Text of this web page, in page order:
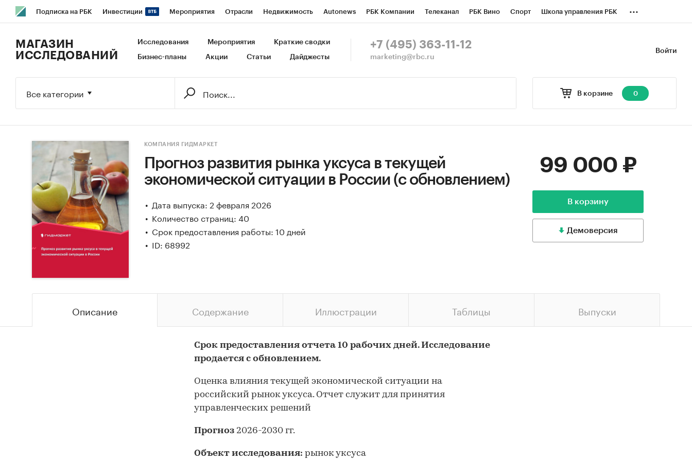
Подписка на РБК Инвестиции Мероприятия Отрасли Недвижимость Autonews РБК Компании Телеканал РБК Вино Спорт Школа управления РБК
Исследования Кредитные рейтинги Франшизы Газета Спецпроекты СПб Конференции СПб Спецпроекты
...
Войти
МАГАЗИН
ИССЛЕДОВАНИЙ
Исследования Мероприятия Краткие сводки
Бизнес-планы Акции Статьи Дайджесты
+7 (495) 363-11-12
marketing@rbc.ru
В корзине 0
Все категории
КОМПАНИЯ ГИДМАРКЕТ
Прогноз развития рынка уксуса в текущей
экономической ситуации в России (с обновлением)
Дата выпуска: 2 февраля 2026
Количество страниц: 40
Срок предоставления работы: 10 дней
ID: 68992
99 000 ₽
В корзину
Демоверсия
Описание Содержание Иллюстрации Таблицы Выпуски
Срок предоставления отчета 10 рабочих дней. Исследование
продается с обновлением.
Оценка влияния текущей экономической ситуации на
российский рынок уксуса. Отчет служит для принятия
управленческих решений
Прогноз 2026-2030 гг.
Объект исследования: рынок уксуса